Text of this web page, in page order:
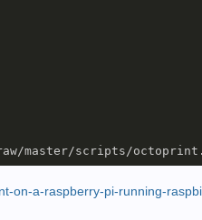
on-a-raspberry-pi-running-